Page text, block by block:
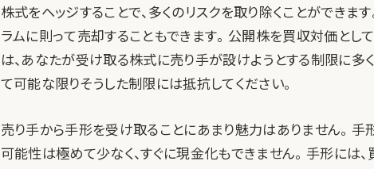
株式をヘッジすることで、多くのリスクを取り除くことができま
ラムに則って売却することもできます。 公開株を買収対価と
は、あなたが受け取る株式に売り手が設けようとする制限に多
て可能な限りそうした制限には抵抗してください。
売り手から手形を受け取ることにあまり魅力はありません。 手
可能性は極めて少なく、すぐに現金化もできません。 手形には